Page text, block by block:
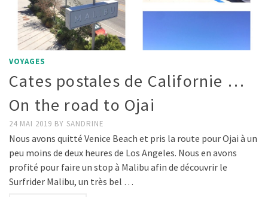
VOYAGES
Cates postales de Californie …
On the road to Ojai
24 MAI 2019 BY SANDRINE
Nous avons quitté Venice Beach et pris la route pour Ojai à un
peu moins de deux heures de Los Angeles. Nous en avons
profité pour faire un stop à Malibu afin de découvrir le
Surfrider Malibu, un très bel …